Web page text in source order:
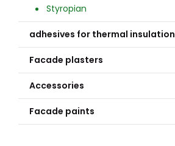
Styropian
adhesives for thermal insulation
Facade plasters
Accessories
Facade paints